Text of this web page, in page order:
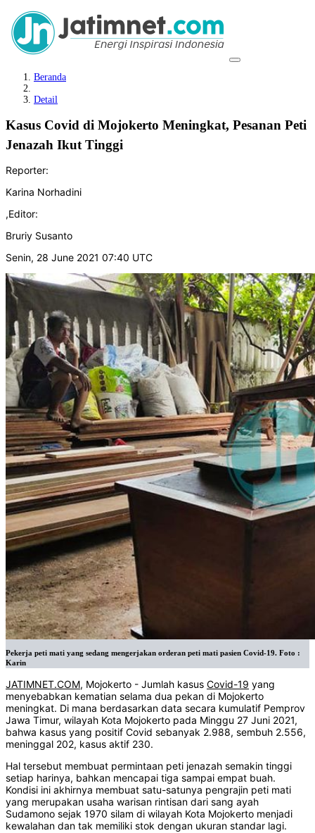
Beranda
Detail
Kasus Covid di Mojokerto Meningkat, Pesanan Peti
Jenazah Ikut Tinggi
Reporter:
Karina Norhadini
,Editor:
Bruriy Susanto
Senin, 28 June 2021 07:40 UTC
Pekerja peti mati yang sedang mengerjakan orderan peti mati pasien Covid-19. Foto :
Karin
JATIMNET.COM, Mojokerto - Jumlah kasus Covid-19 yang
menyebabkan kematian selama dua pekan di Mojokerto
meningkat. Di mana berdasarkan data secara kumulatif Pemprov
Jawa Timur, wilayah Kota Mojokerto pada Minggu 27 Juni 2021,
bahwa kasus yang positif Covid sebanyak 2.988, sembuh 2.556,
meninggal 202, kasus aktif 230.
Hal tersebut membuat permintaan peti jenazah semakin tinggi
setiap harinya, bahkan mencapai tiga sampai empat buah.
Kondisi ini akhirnya membuat satu-satunya pengrajin peti mati
yang merupakan usaha warisan rintisan dari sang ayah
Sudamono sejak 1970 silam di wilayah Kota Mojokerto menjadi
kewalahan dan tak memiliki stok dengan ukuran standar lagi.